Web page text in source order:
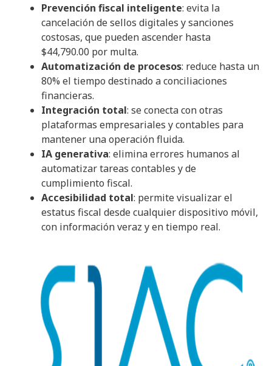
Prevención fiscal inteligente: evita la
cancelación de sellos digitales y sanciones
costosas, que pueden ascender hasta
$44,790.00 por multa.
Automatización de procesos: reduce hasta un
80% el tiempo destinado a conciliaciones
financieras.
Integración total: se conecta con otras
plataformas empresariales y contables para
mantener una operación fluida.
IA generativa: elimina errores humanos al
automatizar tareas contables y de
cumplimiento fiscal.
Accesibilidad total: permite visualizar el
estatus fiscal desde cualquier dispositivo móvil,
con información veraz y en tiempo real.